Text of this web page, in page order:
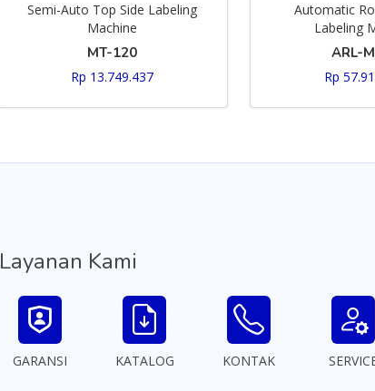
Semi-Auto Top Side Labeling
Machine
MT-120
Rp 13.749.437
Automatic
Labeling
ARL-
Rp
Layanan Kami
GARANSI KATALOG KONTAK